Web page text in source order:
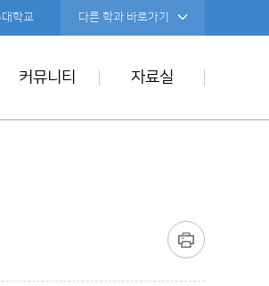
학교 다른 학과 바로가기
커뮤니티 자료실